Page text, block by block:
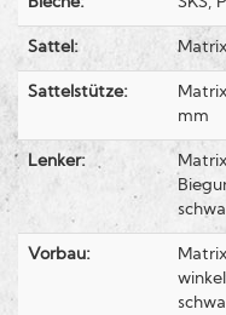
Sattel:
Sattelstütze:
mm
Lenker:
Vorbau: